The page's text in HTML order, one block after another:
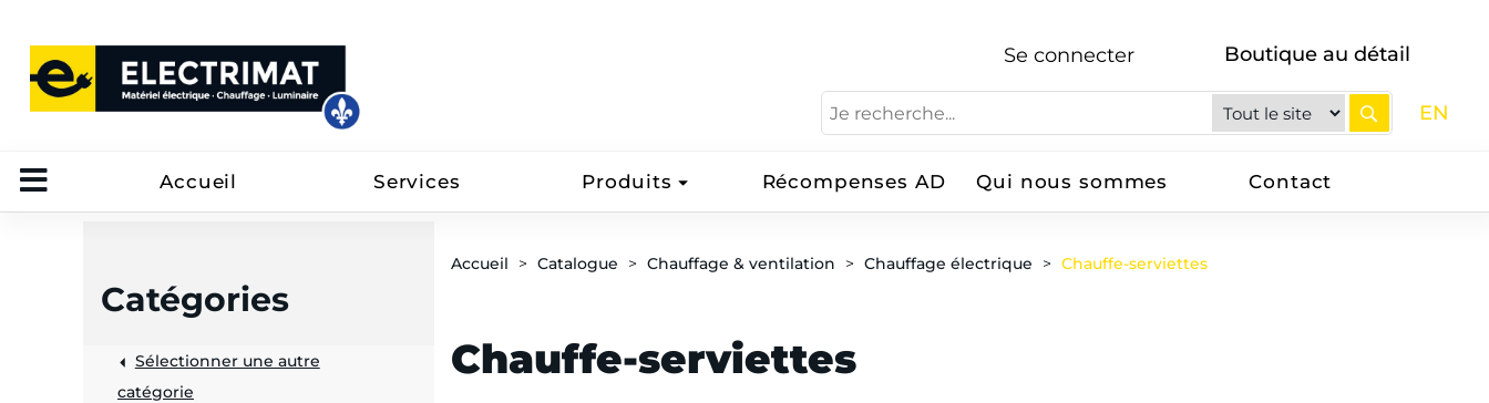
Se connecter Boutique au détail
EN
Accueil Services Produits Récompenses AD Qui nous sommes Contact
Catégories
Sélectionner une autre
catégorie
Accueil Catalogue Chauffage & ventilation Chauffage électrique Chauffe-serviettes
Chauffe-serviettes